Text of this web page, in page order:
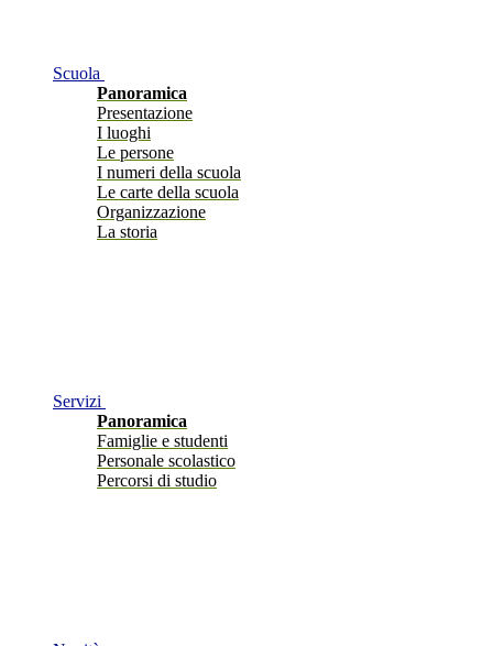
Scuola
Panoramica
Presentazione
I luoghi
Le persone
I numeri della scuola
Le carte della scuola
Organizzazione
La storia
Servizi
Panoramica
Famiglie e studenti
Personale scolastico
Percorsi di studio